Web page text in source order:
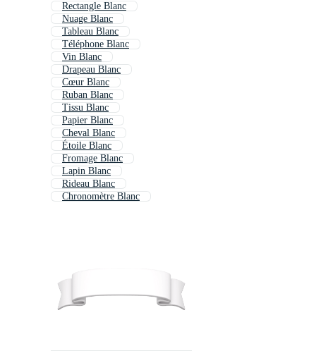
Rectangle Blanc
Nuage Blanc
Tableau Blanc
Téléphone Blanc
Vin Blanc
Drapeau Blanc
Cœur Blanc
Ruban Blanc
Tissu Blanc
Papier Blanc
Cheval Blanc
Étoile Blanc
Fromage Blanc
Lapin Blanc
Rideau Blanc
Chronomètre Blanc